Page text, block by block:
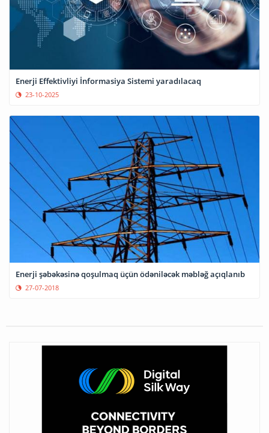
Enerji Effektivliyi İnformasiya Sistemi yaradılacaq
23-10-2025
Enerji şəbəkəsinə qoşulmaq üçün ödəniləcək məbləğ açıqlanıb
27-07-2018